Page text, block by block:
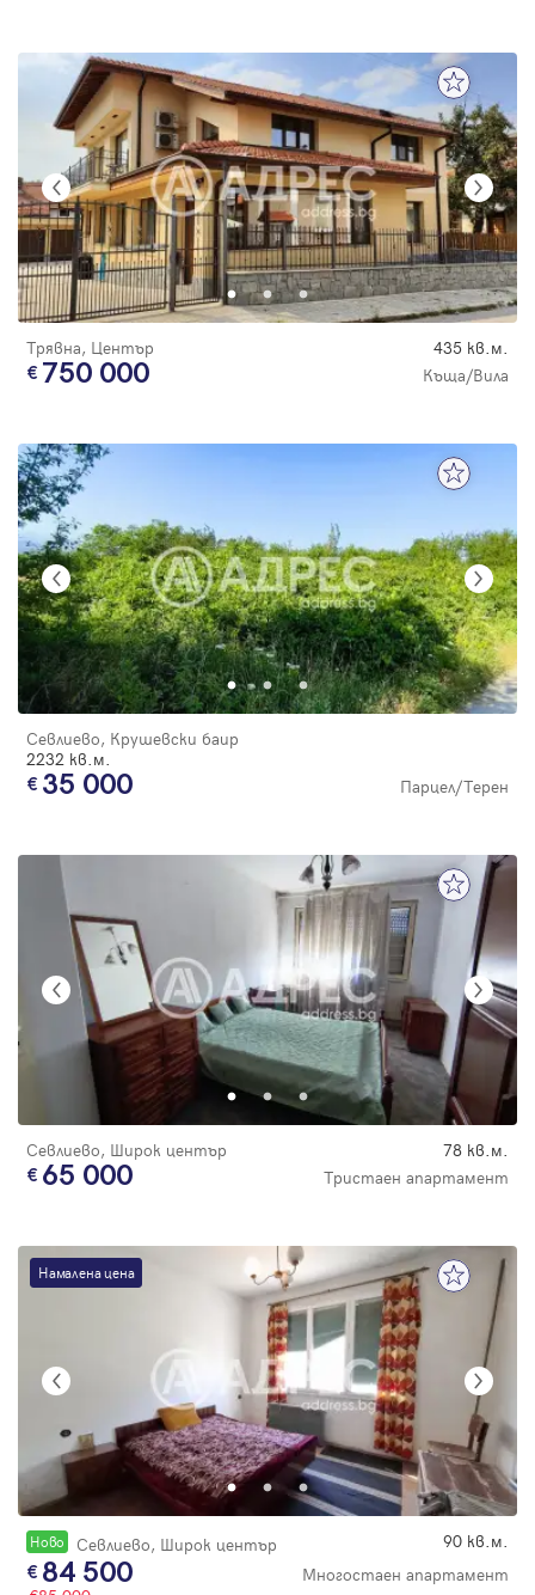
Трявна, Център 435 кв.м.
750 000 Къща/Вила
Севлиево, Крушевски баир
2232 кв.м.
35 000 Парцел/Терен
Севлиево, Широк център 78 кв.м.
65 000 Тристаен апартамент
Намалена цена
Новo Севлиево, Широк център 90 кв.м.
84 500
Многостаен апартамент